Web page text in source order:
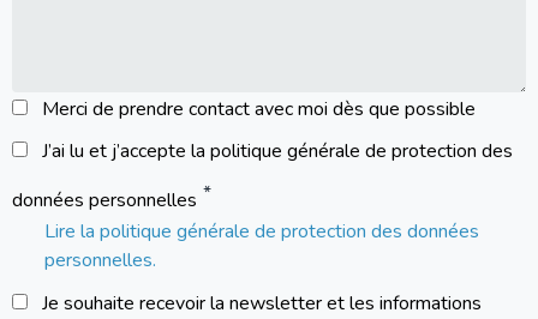
Merci de prendre contact avec moi dès que possible
J’ai lu et j’accepte la politique générale de protection des
données personnelles
Lire la politique générale de protection des données
personnelles.
Je souhaite recevoir la newsletter et les informations